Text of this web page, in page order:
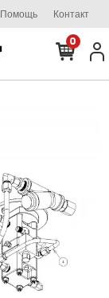
Помощь Контакт
0